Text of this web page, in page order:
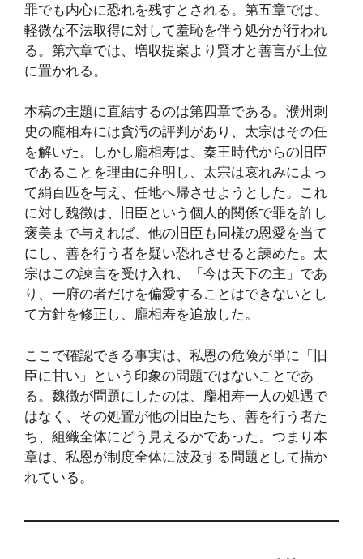
罪でも内心に恐れを残すとされる。第五章では、
軽微な不法取得に対して羞恥を伴う処分が行われ
る。第六章では、増収提案より賢才と善言が上位
に置かれる。
本稿の主題に直結するのは第四章である。濮州刺
史の龐相寿には貪汚の評判があり、太宗はその任
を解いた。しかし龐相寿は、秦王時代からの旧臣
であることを理由に弁明し、太宗は哀れみによっ
て絹百匹を与え、任地へ帰させようとした。これ
に対し魏徴は、旧臣という個人的関係で罪を許し
褒美まで与えれば、他の旧臣も同様の恩愛を当て
にし、善を行う者を疑い恐れさせると諫めた。太
宗はこの諫言を受け入れ、「今は天下の主」であ
り、一府の者だけを偏愛することはできないとし
て方針を修正し、龐相寿を追放した。
ここで確認できる事実は、私恩の危険が単に「旧
臣に甘い」という印象の問題ではないことであ
る。魏徴が問題にしたのは、龐相寿一人の処遇で
はなく、その処置が他の旧臣たち、善を行う者た
ち、組織全体にどう見えるかであった。つまり本
章は、私恩が制度全体に波及する問題として描か
れている。